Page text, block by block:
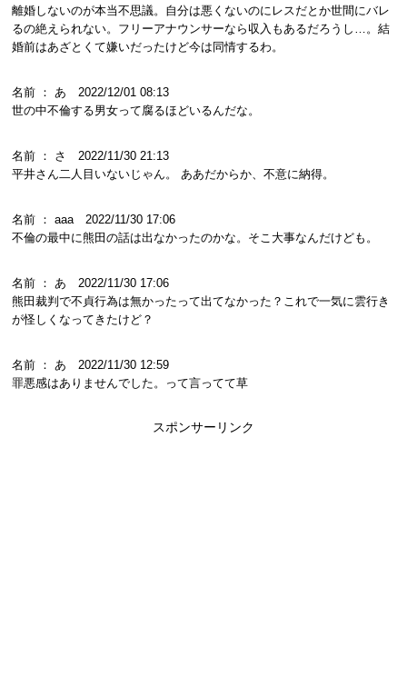
離婚しないのが本当不思議。自分は悪くないのにレスだとか世間にバレ
るの絶えられない。フリーアナウンサーなら収入もあるだろうし…。結
婚前はあざとくて嫌いだったけど今は同情するわ。
名前 ： あ 2022/12/01 08:13
世の中不倫する男女って腐るほどいるんだな。
名前 ： さ 2022/11/30 21:13
平井さん二人目いないじゃん。 ああだからか、不意に納得。
名前 ： aaa 2022/11/30 17:06
不倫の最中に熊田の話は出なかったのかな。そこ大事なんだけども。
名前 ： あ 2022/11/30 17:06
熊田裁判で不貞行為は無かったって出てなかった？これで一気に雲行き
が怪しくなってきたけど？
名前 ： あ 2022/11/30 12:59
罪悪感はありませんでした。って言ってて草
スポンサーリンク